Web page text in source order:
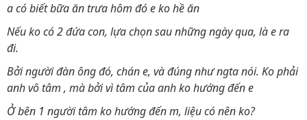
a có biết bữa ăn trưa hôm đó e ko hề ăn
Nếu ko có 2 đứa con, lựa chọn sau những ngày qua, là e ra
đi.
Bởi người đàn ông đó, chán e, và đúng như ngta nói. Ko phải
anh vô tâm , mà bởi vì tâm của anh ko hướng đến e
Ở bên 1 người tâm ko hướng đến m, liệu có nên ko?